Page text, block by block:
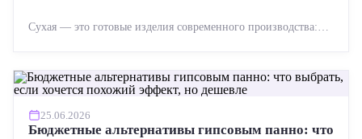
Сухая — это готовые изделия современного производства:
25.06.2026
Бюджетные альтернативы гипсовым панно: что